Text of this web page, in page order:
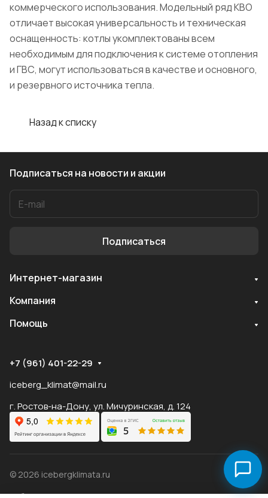
коммерческого использования. Модельный ряд KBO
отличает высокая универсальность и техническая
оснащенность: котлы укомплектованы всем
необходимым для подключения к системе отопления
и ГВС, могут использоваться в качестве и основного,
и резервного источника тепла.
Назад к списку
Подписаться на новости и акции
Подписаться
Интернет-магазин
Компания
Помощь
+7 (961) 401-22-29
iceberg_klimat@mail.ru
г. Ростов-на-Дону, ул. Мичуринская, д. 124
© 2026 icebergklimata.ru